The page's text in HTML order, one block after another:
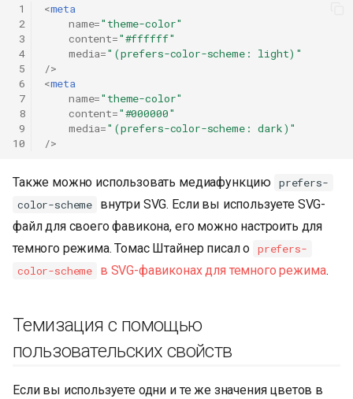
1
2
3
4
5
6
7
8
9
10
<meta
name="theme-color"
content="#ffffff"
media="(prefers-color-scheme: light)"
/>
<meta
name="theme-color"
content="#000000"
media="(prefers-color-scheme: dark)"
/>
Также можно использовать медиафункцию prefers-
color-scheme
внутри SVG. Если вы используете SVG-
файл для своего фавикона, его можно настроить для
темного режима. Томас Штайнер писал о prefers-
color-scheme
в SVG-фавиконах для темного режима.
Темизация с помощью
пользовательских свойств
Если вы используете одни и те же значения цветов в